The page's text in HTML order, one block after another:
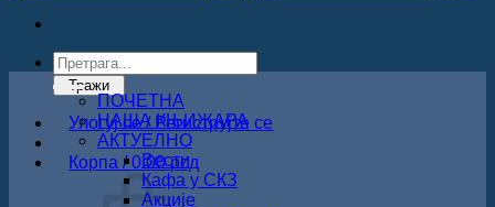
Products
search
Тражи
Улогуј се / Региструјте се
Корпа /0.00рсд
ПОЧЕТНА
НАША КЊИЖАРА
АКТУЕЛНО
Вести
Кафа у СКЗ
Акције